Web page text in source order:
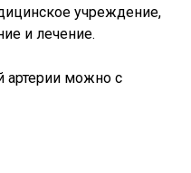
учреждение,
и лечение.
артерии можно с